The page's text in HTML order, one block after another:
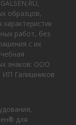
образцов,
работ, без
с их
знаков: ООО
ИП Галишников
для